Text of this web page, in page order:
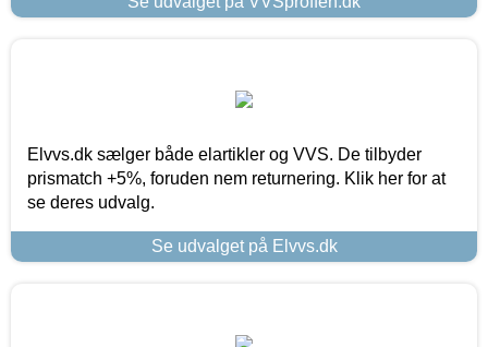
Elvvs.dk sælger både elartikler og VVS. De tilbyder
prismatch +5%, foruden nem returnering. Klik her for at
se deres udvalg.
Se udvalget på Elvvs.dk